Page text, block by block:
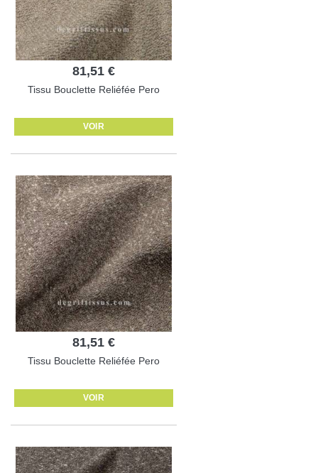
81,51 €
Tissu Bouclette Reliéfée Pero
VOIR
81,51 €
Tissu Bouclette Reliéfée Pero
VOIR